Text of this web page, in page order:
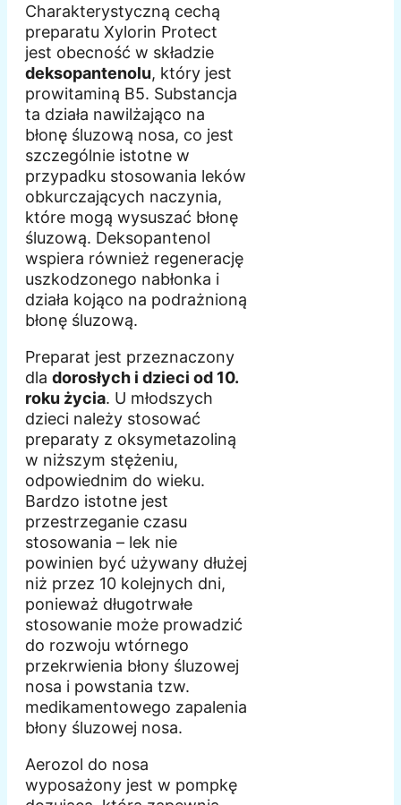
Charakterystyczną cechą
preparatu Xylorin Protect
jest obecność w składzie
deksopantenolu, który jest
prowitaminą B5. Substancja
ta działa nawilżająco na
błonę śluzową nosa, co jest
szczególnie istotne w
przypadku stosowania leków
obkurczających naczynia,
które mogą wysuszać błonę
śluzową. Deksopantenol
wspiera również regenerację
uszkodzonego nabłonka i
działa kojąco na podrażnioną
błonę śluzową.
Preparat jest przeznaczony
dla dorosłych i dzieci od 10.
roku życia. U młodszych
dzieci należy stosować
preparaty z oksymetazoliną
w niższym stężeniu,
odpowiednim do wieku.
Bardzo istotne jest
przestrzeganie czasu
stosowania – lek nie
powinien być używany dłużej
niż przez 10 kolejnych dni,
ponieważ długotrwałe
stosowanie może prowadzić
do rozwoju wtórnego
przekrwienia błony śluzowej
nosa i powstania tzw.
medikamentowego zapalenia
błony śluzowej nosa.
Aerozol do nosa
wyposażony jest w pompkę